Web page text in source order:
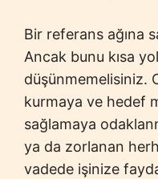
Bir referans ağına
Ancak bunu kısa
düşünmemelisiniz.
kurmaya ve hedef
sağlamaya
ya da zorlanan
vadede işinize